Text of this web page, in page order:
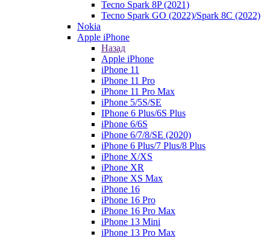
Tecno Spark 8P (2021)
Tecno Spark GO (2022)/Spark 8C (2022)
Nokia
Apple iPhone
Назад
Apple iPhone
iPhone 11
iPhone 11 Pro
iPhone 11 Pro Max
iPhone 5/5S/SE
IPhone 6 Plus/6S Plus
iPhone 6/6S
iPhone 6/7/8/SE (2020)
iPhone 6 Plus/7 Plus/8 Plus
iPhone X/XS
iPhone XR
iPhone XS Max
iPhone 16
iPhone 16 Pro
iPhone 16 Pro Max
iPhone 13 Mini
iPhone 13 Pro Max